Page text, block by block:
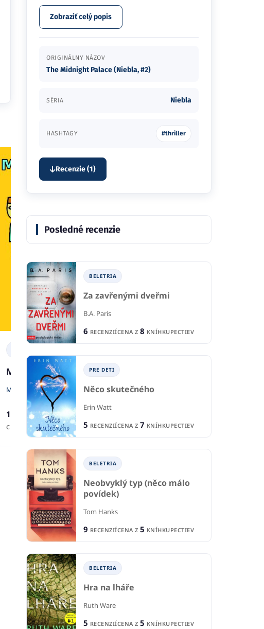
My už vieme všeličo
Mária Štefánková
1
RECENCIA
CENA Z 1 KNÍHKUPECTVA
CENA Z4KNÍHKUPECTIEV
Zobraziť celý popis
ORIGINÁLNY NÁZOV
The Midnight Palace (Niebla, #2)
SÉRIA Niebla
HASHTAGY #thriller
Recenzie (1)
Posledné recenzie
BELETRIA
Za zavřenými dveřmi
B.A. Paris
6 RECENZIÍCENA Z 8 KNÍHKUPECTIEV
PRE DETI
Něco skutečného
Erin Watt
5 RECENZIÍCENA Z 7 KNÍHKUPECTIEV
BELETRIA
Neobvyklý typ (něco málo
povídek)
Tom Hanks
9 RECENZIÍCENA Z 5 KNÍHKUPECTIEV
BELETRIA
Hra na lháře
Ruth Ware
5 RECENZIÍCENA Z 5 KNÍHKUPECTIEV